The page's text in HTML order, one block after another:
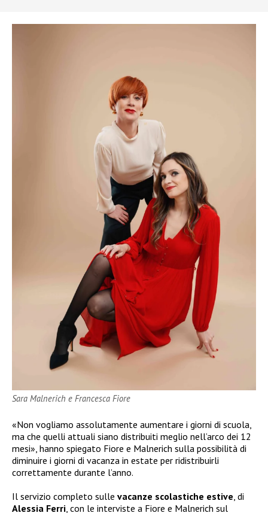
Sara Malnerich e Francesca Fiore
«Non vogliamo assolutamente aumentare i giorni di scuola,
ma che quelli attuali siano distribuiti meglio nell’arco dei 12
mesi», hanno spiegato Fiore e Malnerich sulla possibilità di
diminuire i giorni di vacanza in estate per ridistribuirli
correttamente durante l’anno.
Il servizio completo sulle vacanze scolastiche estive , di
Alessia Ferri , con le interviste a Fiore e Malnerich sul